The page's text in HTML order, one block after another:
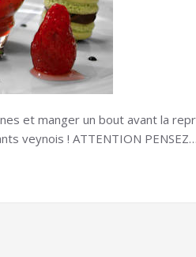
et manger un bout avant la
veynois ! ATTENTION PENSEZ…